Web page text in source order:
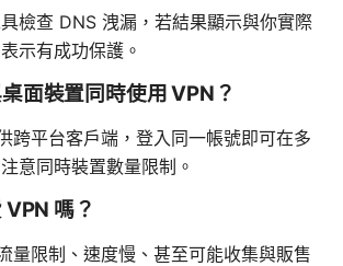
檢查 DNS 洩漏，若結果顯示與你實際
示有成功保護。
面裝置同時使用 VPN？
跨平台客戶端，登入同一帳號即可在多
意同時裝置數量限制。
嗎？
量限制、速度慢、甚至可能收集與販售